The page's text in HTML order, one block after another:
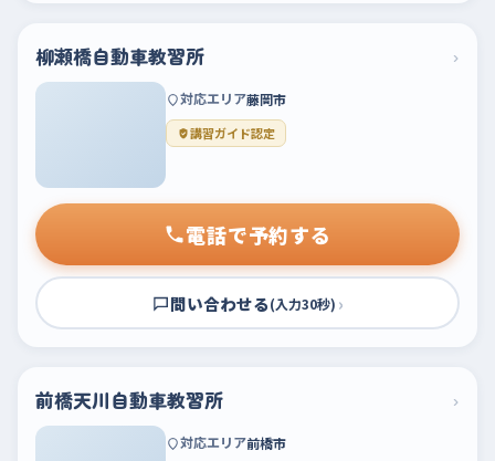
柳瀬橋自動車教習所 ›
対応エリア藤岡市
講習ガイド認定
電話で予約する
問い合わせる(入力30秒) ›
前橋天川自動車教習所 ›
対応エリア前橋市